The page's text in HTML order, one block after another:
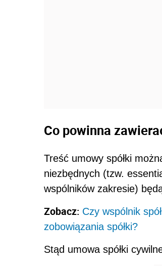
Co powinna
Treść umowy spółki
niezbędnych (tzw.
wspólników zakresie)
Zobacz: Czy wspólnik
zobowiązania spółki?
Stąd umowa spółki